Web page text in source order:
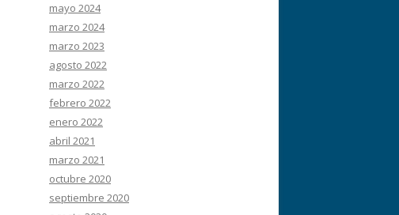
mayo 2024
marzo 2024
marzo 2023
agosto 2022
marzo 2022
febrero 2022
enero 2022
abril 2021
marzo 2021
octubre 2020
septiembre 2020